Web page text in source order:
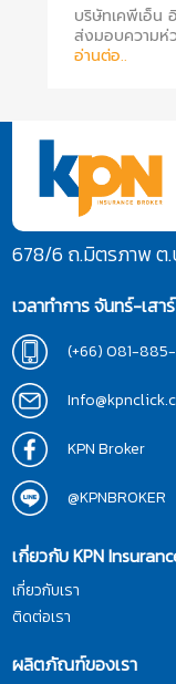
บริษัทเคพีเอ็น
ส่งมอบความห่
อ่านต่อ..
678/6 ถ.มิตรภาพ ต.
เวลาทำการ จันทร์-เส
(+66) 081-
KPN Broker
@KPNBROKER
เกี่ยวกับ KPN
เกี่ยวกับเรา
ติดต่อเรา
ผลิตภัณฑ์ของเรา